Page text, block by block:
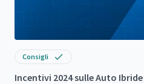
Consigli
Incentivi 2024 sulle Auto